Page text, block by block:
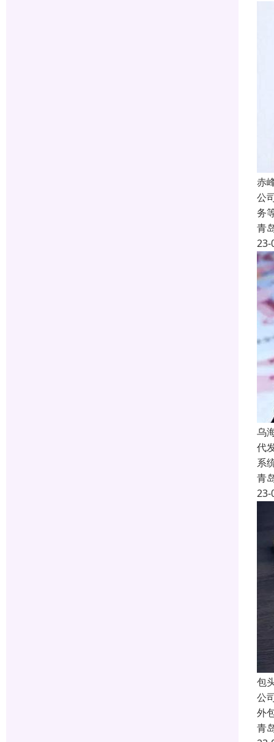
赤
公
务
青
23-
乌
代
系
青
23-
包
公
外
青